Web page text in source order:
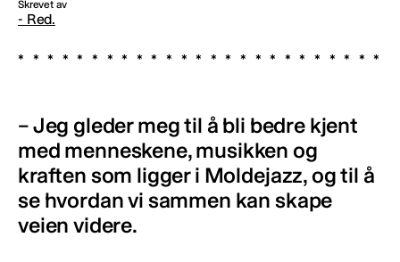
Skrevet av
- Red.
– Jeg gleder meg til å bli bedre kjent
med menneskene, musikken og
kraften som ligger i Moldejazz, og til å
se hvordan vi sammen kan skape
veien videre.